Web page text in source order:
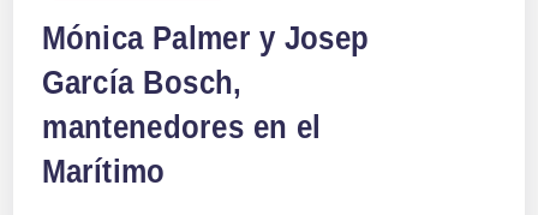
Mónica Palmer y Josep
García Bosch,
mantenedores en el
Marítimo